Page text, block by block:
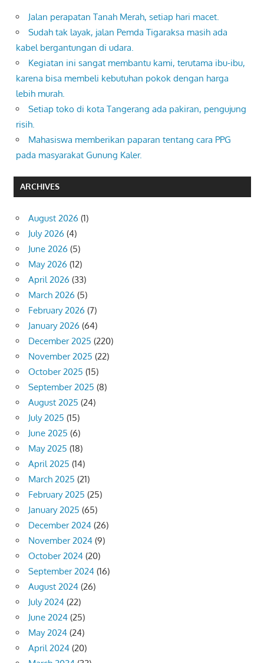
Jalan perapatan Tanah Merah, setiap hari macet.
Sudah tak layak, jalan Pemda Tigaraksa masih ada
kabel bergantungan di udara.
Kegiatan ini sangat membantu kami, terutama ibu-ibu,
karena bisa membeli kebutuhan pokok dengan harga
lebih murah.
Setiap toko di kota Tangerang ada pakiran, pengujung
risih.
Mahasiswa memberikan paparan tentang cara PPG
pada masyarakat Gunung Kaler.
ARCHIVES
August 2026 (1)
July 2026 (4)
June 2026 (5)
May 2026 (12)
April 2026 (33)
March 2026 (5)
February 2026 (7)
January 2026 (64)
December 2025 (220)
November 2025 (22)
October 2025 (15)
September 2025 (8)
August 2025 (24)
July 2025 (15)
June 2025 (6)
May 2025 (18)
April 2025 (14)
March 2025 (21)
February 2025 (25)
January 2025 (65)
December 2024 (26)
November 2024 (9)
October 2024 (20)
September 2024 (16)
August 2024 (26)
July 2024 (22)
June 2024 (25)
May 2024 (24)
April 2024 (20)